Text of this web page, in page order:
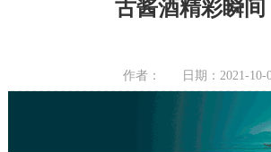
古酱酒精彩瞬间
作者： 日期：2021-10-